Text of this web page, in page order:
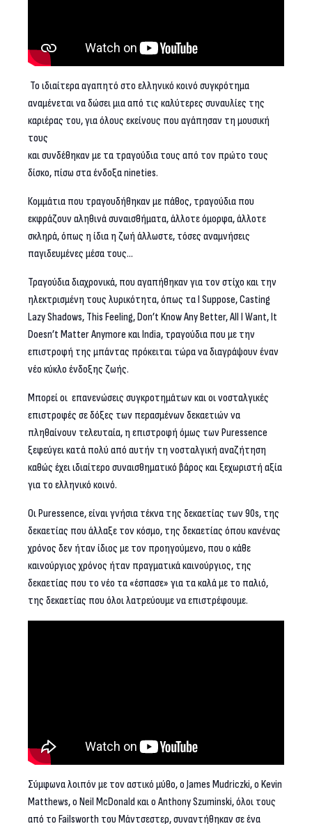
Το ιδιαίτερα αγαπητό στο ελληνικό κοινό συγκρότημα
αναμένεται να δώσει μια από τις καλύτερες συναυλίες της
καριέρας του, για όλους εκείνους που αγάπησαν τη μουσική
τους
και συνδέθηκαν με τα τραγούδια τους από τον πρώτο τους
δίσκο, πίσω στα ένδοξα nineties.
Κομμάτια που τραγουδήθηκαν με πάθος, τραγούδια που
εκφράζουν αληθινά συναισθήματα, άλλοτε όμορφα, άλλοτε
σκληρά, όπως η ίδια η ζωή άλλωστε, τόσες αναμνήσεις
παγιδευμένες μέσα τους…
Τραγούδια διαχρονικά, που αγαπήθηκαν για τον στίχο και την
ηλεκτρισμένη τους λυρικότητα, όπως τα I Suppose, Casting
Lazy Shadows, This Feeling, Don’t Know Any Better, All I Want, It
Doesn’t Matter Anymore και India, τραγούδια που με την
επιστροφή της μπάντας πρόκειται τώρα να διαγράψουν έναν
νέο κύκλο ένδοξης ζωής.
Μπορεί οι επανενώσεις συγκροτημάτων και οι νοσταλγικές
επιστροφές σε δόξες των περασμένων δεκαετιών να
πληθαίνουν τελευταία, η επιστροφή όμως των Puressence
ξεφεύγει κατά πολύ από αυτήν τη νοσταλγική αναζήτηση
καθώς έχει ιδιαίτερο συναισθηματικό βάρος και ξεχωριστή αξία
για το ελληνικό κοινό.
Οι Puressence, είναι γνήσια τέκνα της δεκαετίας των 90s, της
δεκαετίας που άλλαξε τον κόσμο, της δεκαετίας όπου κανένας
χρόνος δεν ήταν ίδιος με τον προηγούμενο, που ο κάθε
καινούργιος χρόνος ήταν πραγματικά καινούργιος, της
δεκαετίας που το νέο τα «έσπασε» για τα καλά με το παλιό,
της δεκαετίας που όλοι λατρεύουμε να επιστρέφουμε.
Σύμφωνα λοιπόν με τον αστικό μύθο, ο James Mudriczki, ο Kevin
Matthews, ο Neil McDonald και ο Anthony Szuminski, όλοι τους
από το Failsworth του Μάντσεστερ, συναντήθηκαν σε ένα